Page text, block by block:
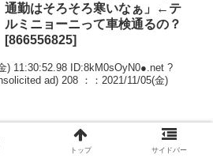
通勤はそろそろ寒いなぁ」←テ
ルミニョーニって車検通るの？
[866556825]
) 11:30:52.98 ID:8kM0sOyN0●.net ?
ad) 208 ：：2021/11/05(金)
結局『メスイキ』と『タラコ』
ってどっちの方が格上な
トップ サイドバー